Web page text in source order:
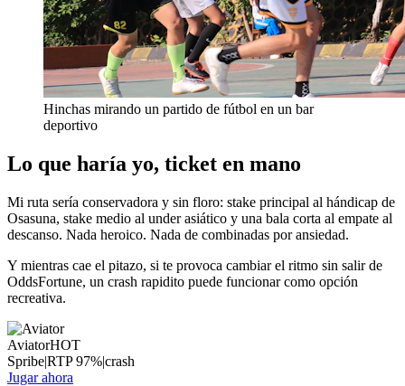
Hinchas mirando un partido de fútbol en un bar
deportivo
Lo que haría yo, ticket en mano
Mi ruta sería conservadora y sin floro: stake principal al hándicap de
Osasuna, stake medio al under asiático y una bala corta al empate al
descanso. Nada heroico. Nada de combinadas por ansiedad.
Y mientras cae el pitazo, si te provoca cambiar el ritmo sin salir de
OddsFortune, un crash rapidito puede funcionar como opción
recreativa.
AviatorHOT
Spribe|RTP97%|crash
Jugar ahora